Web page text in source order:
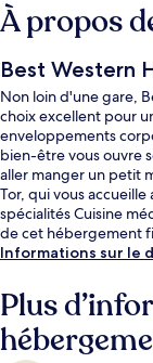
À propos
Best Western
Non loin d'une gare,
choix excellent pour
enveloppements
bien-être vous ouvre
aller manger un petit
Tor, qui vous
spécialités Cuisine
de cet hébergement
bar/une épicerie fine.
peine.
Informations sur le
Plus